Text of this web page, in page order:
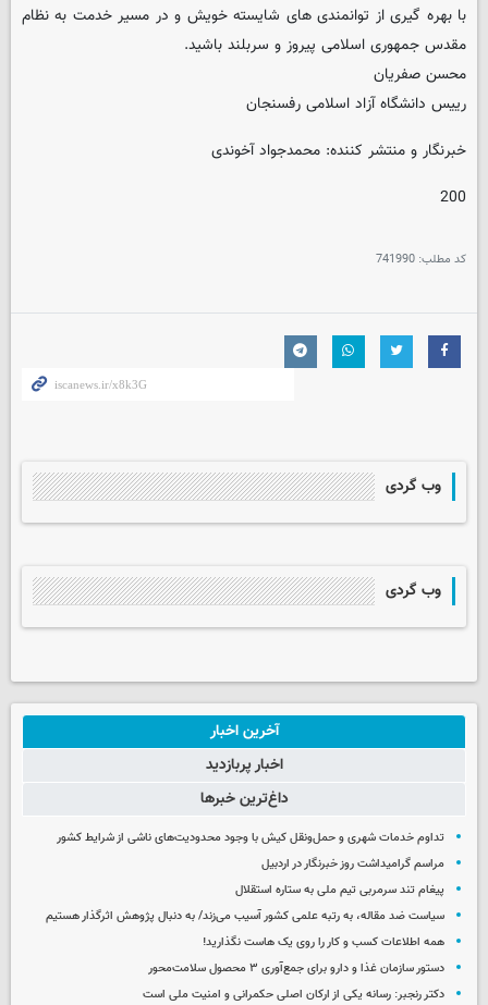
با بهره گیری از توانمندی های شایسته خویش و در مسیر خدمت به نظام
مقدس جمهوری اسلامی پیروز و سربلند باشید.
محسن صفریان
رییس دانشگاه آزاد اسلامی رفسنجان
خبرنگار و منتشر کننده: محمدجواد آخوندی
200
کد مطلب: 741990
وب گردی
وب گردی
آخرین اخبار
اخبار پربازدید
داغ‌ترین خبرها
تداوم خدمات شهری و حمل‌ونقل کیش با وجود محدودیت‌های ناشی از شرایط کشور
مراسم گرامیداشت روز خبرنگار در اردبیل
پیغام تند سرمربی تیم ملی به ستاره استقلال
سیاست ضد مقاله، به رتبه علمی کشور آسیب می‌زند/ به دنبال پژوهش اثرگذار هستیم
همه اطلاعات کسب‌ و کار را روی یک هاست نگذارید!
دستور سازمان غذا و دارو برای جمع‌آوری ۳ محصول سلامت‌محور
دکتر رنجبر: رسانه یکی از ارکان اصلی حکمرانی و امنیت ملی است